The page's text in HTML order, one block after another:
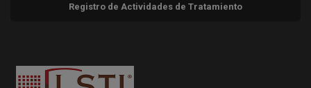
Registro de Actividades de Tratamiento